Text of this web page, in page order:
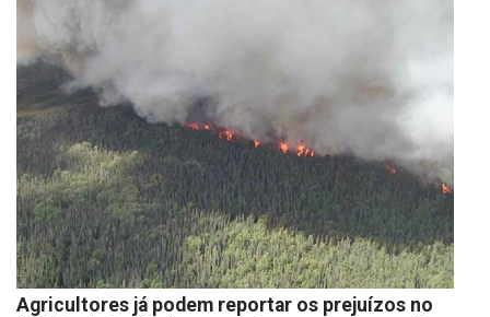
Agricultores já podem reportar os prejuízos no